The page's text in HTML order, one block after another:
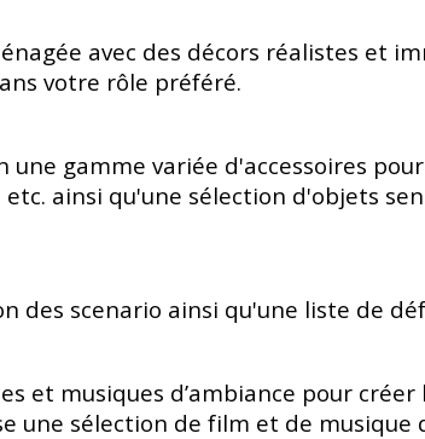
avec des décors réalistes et
votre rôle préféré.
gamme variée d'accessoires
ainsi qu'une sélection d'objets
des scenario ainsi qu'une liste de
et musiques d’ambiance pour
une sélection de film et de musique